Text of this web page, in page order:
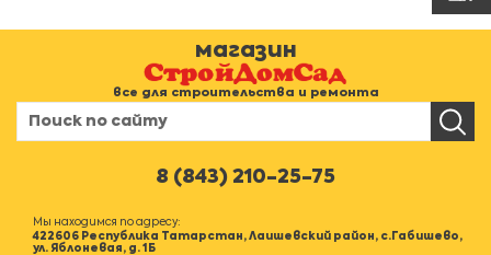
магазин
все для строительства и ремонта
8 (843) 210-25-75
Мы находимся по адресу:
422606 Республика Татарстан, Лаишевский район, с.Габишево,
ул. Яблоневая, д. 1Б